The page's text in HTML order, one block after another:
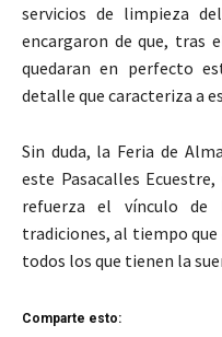
servicios de limpieza
encargaron de que, tras
quedaran en perfecto
detalle que caracteriza a
Sin duda, la Feria de
este Pasacalles
refuerza el vínculo de
tradiciones, al tiempo
todos los que tienen la
Comparte esto: